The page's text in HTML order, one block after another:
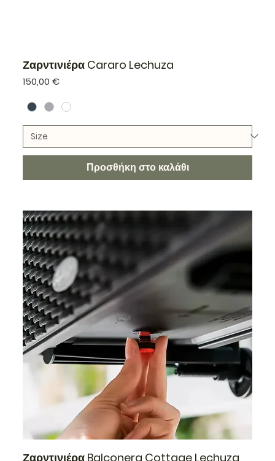
Ζαρντινιέρα Cararo Lechuza
Τιμή
150,00 €
Προσθήκη στο καλάθι
Ζαρντινιέρα Balconera Cottage Lechuza